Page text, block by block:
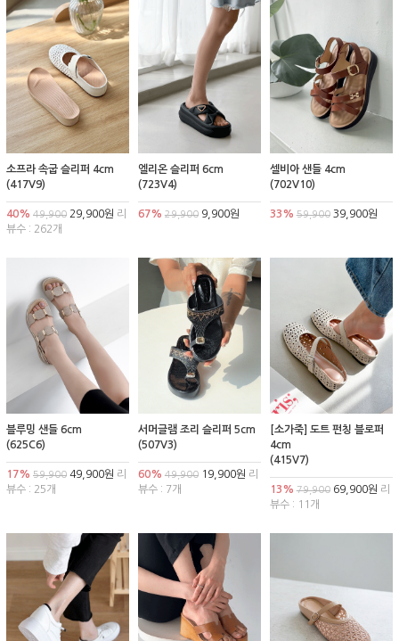
소프라 속굽 슬리퍼 4cm
(417V9)
40% 49,900 29,900원 리
뷰수 : 262개
엘리온 슬리퍼 6cm
(723V4)
67% 29,9009,900원
셀비아 샌들 4cm
(702V10)
33% 59,90039,900원
블루밍 샌들 6cm
(625C6)
17% 59,900 49,900원 리
뷰수 : 25개
서머글램 조리 슬리퍼 5cm
(507V3)
60% 49,90019,900원 리
뷰수 : 7개
[소가죽] 도트 펀칭 블로퍼
4cm
(415V7)
13% 79,90069,900원 리
뷰수 : 11개